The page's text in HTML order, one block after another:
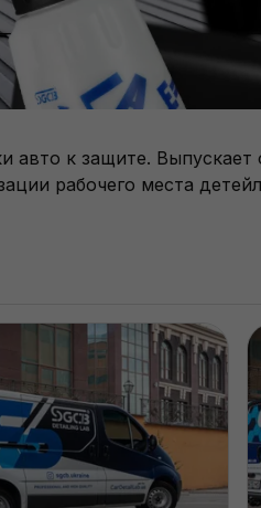
авто к защите. Выпускает
рабочего места